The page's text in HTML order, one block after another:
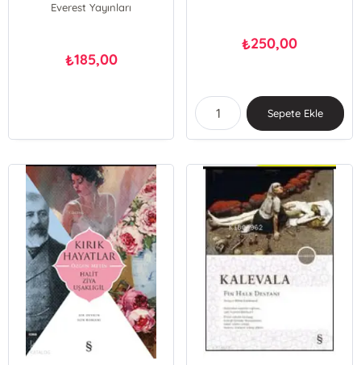
Everest Yayınları
₺185,00
₺250,00
Sepete Ekle